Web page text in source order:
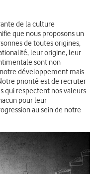
de la culture
que nous proposons un
de toutes origines,
leur origine, leur
sont non
développement mais
priorité est de recruter
qui respectent nos valeurs
pour leur
au sein de notre